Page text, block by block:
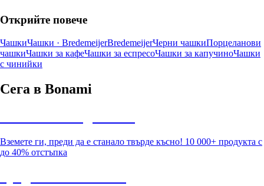
Открийте повече
ЧашкиЧашки · BredemeijerBredemeijerЧерни чашкиПорцеланови
чашкиЧашки за кафеЧашки за еспресоЧашки за капучиноЧашки
с чинийки
Сега в Bonami
Вземете ги, преди да е станало твърде късно! 10 000+ продукта с
до 40% отстъпка